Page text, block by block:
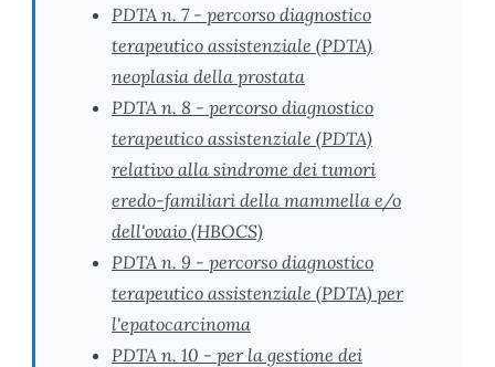
PDTA n. 7 - percorso diagnostico
terapeutico assistenziale (PDTA)
neoplasia della prostata
PDTA n. 8 - percorso diagnostico
terapeutico assistenziale (PDTA)
relativo alla sindrome dei tumori
eredo-familiari della mammella e/o
dell'ovaio (HBOCS)
PDTA n. 9 - percorso diagnostico
terapeutico assistenziale (PDTA) per
l'epatocarcinoma
PDTA n. 10 - per la gestione dei